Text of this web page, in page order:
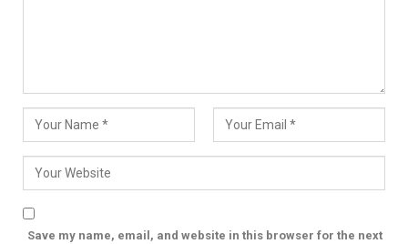
Save my name, email, and website in this browser for the next